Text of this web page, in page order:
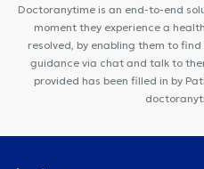
KOLONAKI
Doctoranytime is an end-to-end
moment they experience a
resolved, by enabling them to
guidance via chat and talk to
provided has been filled in by